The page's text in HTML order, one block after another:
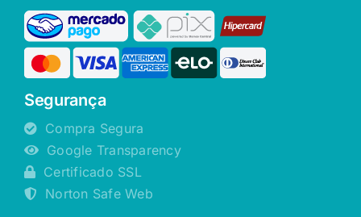
Segurança
Compra Segura
Google Transparency
Certificado SSL
Norton Safe Web